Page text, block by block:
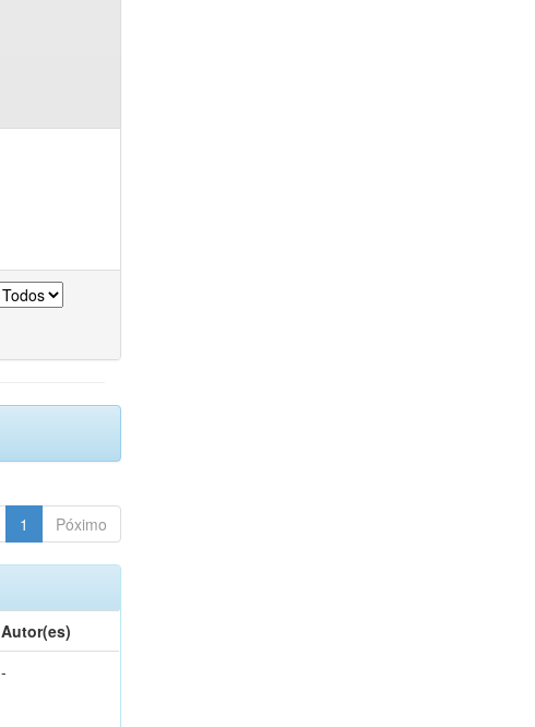
1 Póximo
Autor(es)
-